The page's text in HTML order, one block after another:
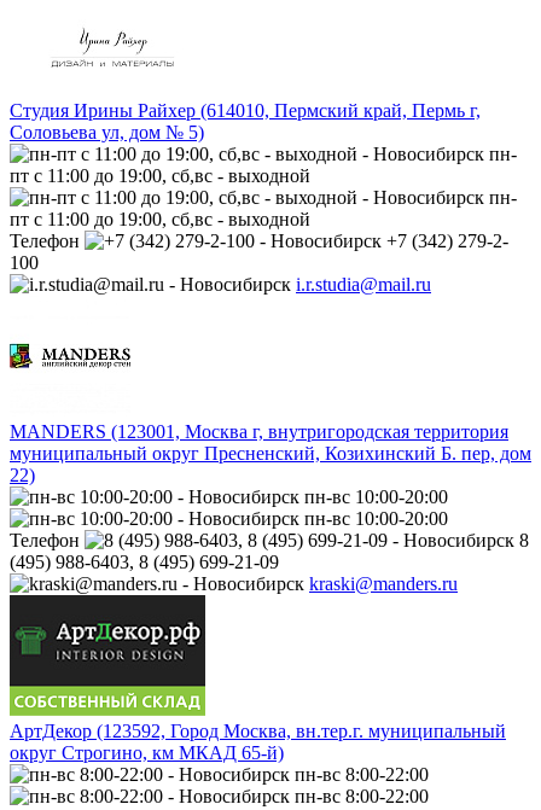
Студия Ирины Райхер (614010, Пермский край, Пермь г,
Соловьева ул, дом № 5)
пн-
пт с 11:00 до 19:00, сб,вс - выходной
пн-
пт с 11:00 до 19:00, сб,вс - выходной
Телефон
+7 (342) 279-2-
100
i.r.studia@mail.ru
MANDERS (123001, Москва г, внутригородская территория
муниципальный округ Пресненский, Козихинский Б. пер, дом
22)
пн-вс 10:00-20:00
пн-вс 10:00-20:00
Телефон
8
(495) 988-6403, 8 (495) 699-21-09
kraski@manders.ru
АртДекор (123592, Город Москва, вн.тер.г. муниципальный
округ Строгино, км МКАД 65-й)
пн-вс 8:00-22:00
пн-вс 8:00-22:00